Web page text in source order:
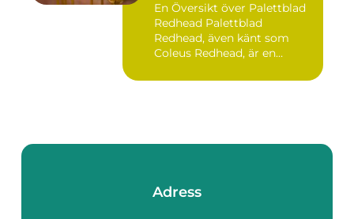
En Översikt över Palettblad
Redhead Palettblad
Redhead, även känt som
Coleus Redhead, är en
Adress